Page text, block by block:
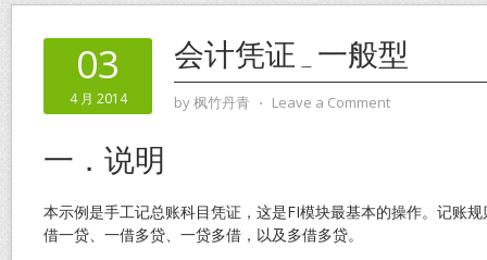
03
4 月 2014
会计凭证_一般型
by枫竹丹青 ⋅ Leave a Comment
一．说明
本示例是手工记总账科目凭证，这是FI模块最基本的操作。记账
借一贷、一借多贷、一贷多借，以及多借多贷。